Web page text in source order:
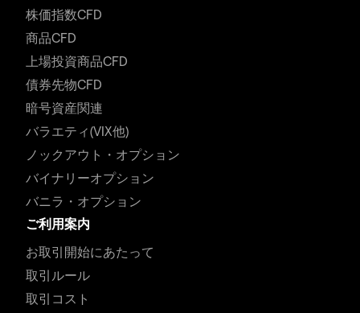
株価指数CFD
商品CFD
上場投資商品CFD
債券先物CFD
暗号資産関連
バラエティ(VIX他)
ノックアウト・オプション
バイナリーオプション
バニラ・オプション
ご利用案内
お取引開始にあたって
取引ルール
取引コスト